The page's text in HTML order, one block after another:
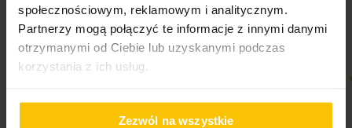
społecznościowym, reklamowym i analitycznym.
Partnerzy mogą połączyć te informacje z innymi danymi
otrzymanymi od Ciebie lub uzyskanymi podczas
korzystania z ich usług.
Zezwól na wszystkie
klasyczny świąteczny wzór,
doskonały jako dekoracja wnętrza,